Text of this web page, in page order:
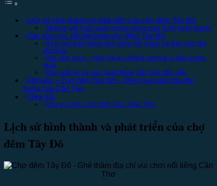
Lịch sử hình thành và phát triển của chợ đêm Tây Đô
Những cột mốc quan trọng trong quá trình hình thành
Các khu vực nổi bật trong chợ đêm Tây Đô
Khu vực bán hàng thủ công mỹ nghệ và đặc sản địa
phương
Khu ẩm thực – Nơi hội tụ những hương vị đặc trưng
nhất
Khu giải trí và các hoạt động văn hóa đặc sắc
Kết luận – Chợ đêm Tây Đô – Diện mạo văn hóa đặc
trưng của Cần Thơ
Tổng kết
Công ty Du Lịch Vinh Tour Cần Thơ
Lịch sử hình thành và phát triển của chợ
đêm Tây Đô